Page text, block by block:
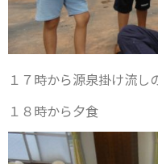
１７時から源泉掛け流し
１８時から夕食